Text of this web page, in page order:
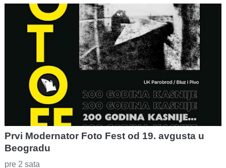
Prvi Modernator Foto Fest od 19. avgusta u
Beogradu
pre 2 sata